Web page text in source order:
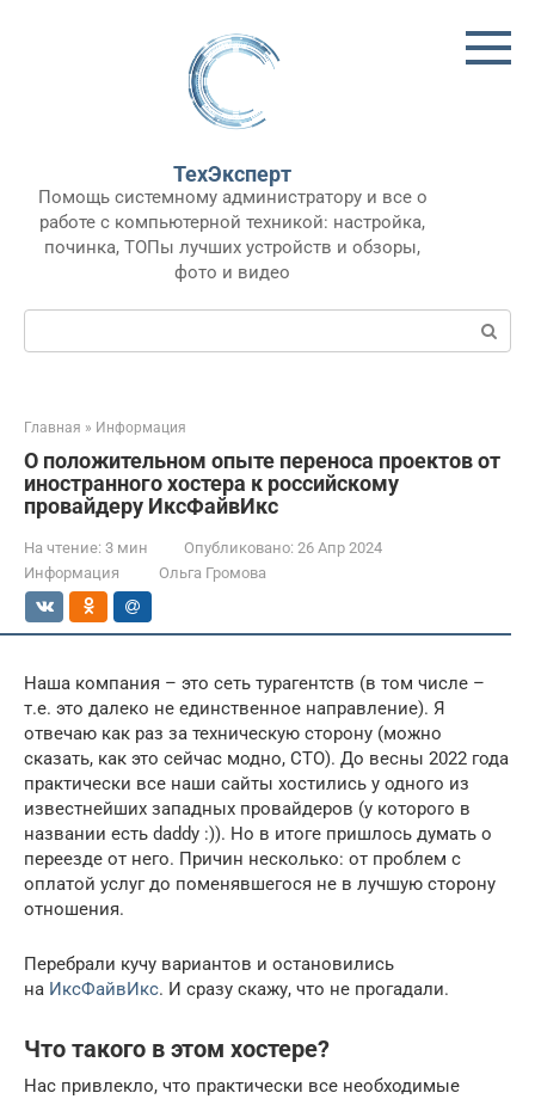
ТехЭксперт
Помощь системному администратору и все о
работе с компьютерной техникой: настройка,
починка, ТОПы лучших устройств и обзоры,
фото и видео
Поиск:
Главная » Информация
О положительном опыте переноса проектов от
иностранного хостера к российскому
провайдеру ИксФайвИкс
На чтение: 3 мин Опубликовано: 26 Апр 2024
Информация
Ольга Громова
Наша компания – это сеть турагентств (в том числе –
т.е. это далеко не единственное направление). Я
отвечаю как раз за техническую сторону (можно
сказать, как это сейчас модно, CTO). До весны 2022 года
практически все наши сайты хостились у одного из
известнейших западных провайдеров (у которого в
названии есть daddy :)). Но в итоге пришлось думать о
переезде от него. Причин несколько: от проблем с
оплатой услуг до поменявшегося не в лучшую сторону
отношения.
Перебрали кучу вариантов и остановились
на ИксФайвИкс. И сразу скажу, что не прогадали.
Что такого в этом хостере?
Нас привлекло, что практически все необходимые